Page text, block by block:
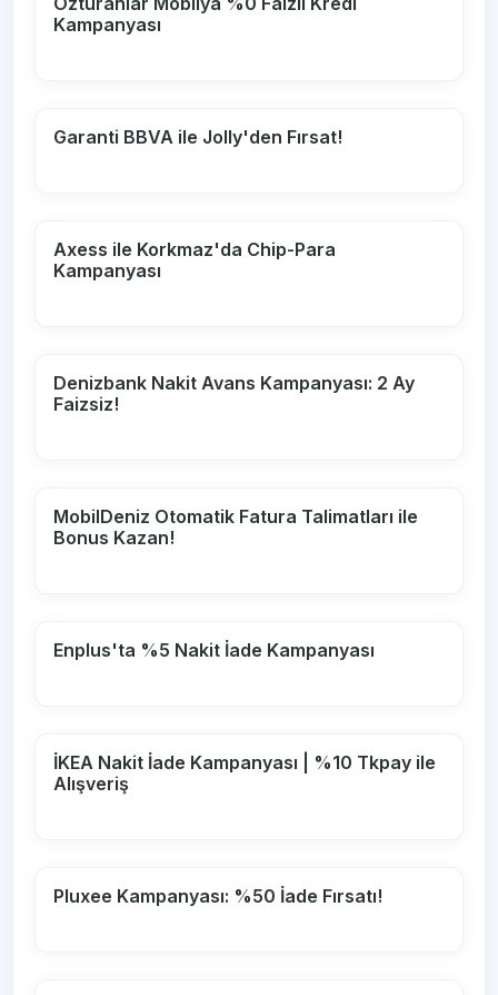
Kampanyası
Garanti BBVA ile Jolly'den Fırsat!
Axess ile Korkmaz'da Chip-Para
Kampanyası
Denizbank Nakit Avans Kampanyası: 2 Ay
Faizsiz!
MobilDeniz Otomatik Fatura Talimatları ile
Bonus Kazan!
Enplus'ta %5 Nakit İade Kampanyası
İKEA Nakit İade Kampanyası | %10 Tkpay ile
Alışveriş
Pluxee Kampanyası: %50 İade Fırsatı!